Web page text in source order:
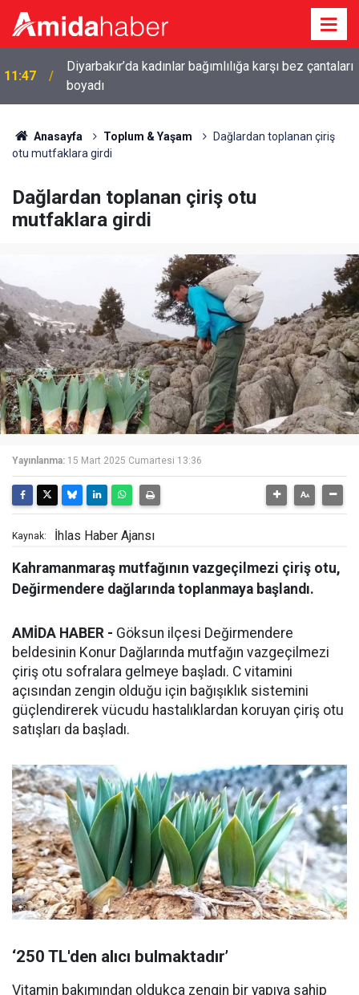
11:47
Diyarbakır’da kadınlar bağımlılığa karşı bez çantaları
boyadı
11:34
Diyarbakır’da emeklilerin gündemi: Yoksulluk
Anasayfa Toplum & Yaşam
Dağlardan toplanan çiriş
otu mutfaklara girdi
Dağlardan toplanan çiriş otu
mutfaklara girdi
Yayınlanma: 15 Mart 2025 Cumartesi 13:36
Kaynak: İhlas Haber Ajansı
Kahramanmaraş mutfağının vazgeçilmezi çiriş otu,
Değirmendere dağlarında toplanmaya başlandı.
AMİDA HABER - Göksun ilçesi Değirmendere
beldesinin Konur Dağlarında mutfağın vazgeçilmezi
çiriş otu sofralara gelmeye başladı. C vitamini
açısından zengin olduğu için bağışıklık sistemini
güçlendirerek vücudu hastalıklardan koruyan çiriş otu
satışları da başladı.
‘250 TL'den alıcı bulmaktadır’
Vitamin bakımından oldukça zengin bir yapıya sahip